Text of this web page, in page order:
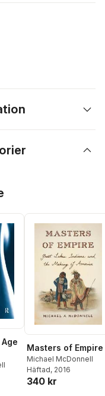
Masters of Empire
Michael McDonnell
Häftad, 2016
340 kr